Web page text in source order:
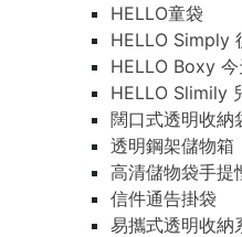
HELLO童袋
HELLO Simply
HELLO Boxy
HELLO Slimily
闊口式透明收納
透明鋼架儲物箱
高清儲物袋手提
信件通告掛袋
易攜式透明收納